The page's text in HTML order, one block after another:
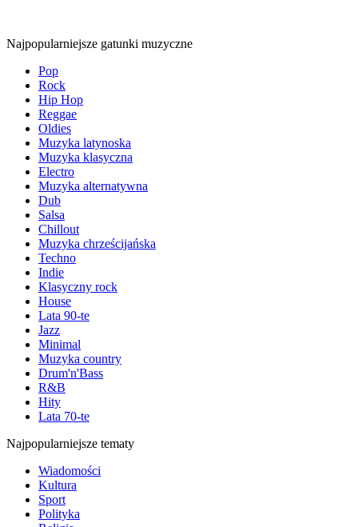
Najpopularniejsze gatunki muzyczne
Pop
Rock
Hip Hop
Reggae
Oldies
Muzyka latynoska
Muzyka klasyczna
Electro
Muzyka alternatywna
Dub
Salsa
Chillout
Muzyka chrześcijańska
Techno
Indie
Klasyczny rock
House
Lata 90-te
Jazz
Minimal
Muzyka country
Drum'n'Bass
R&B
Hity
Lata 70-te
Najpopularniejsze tematy
Wiadomości
Kultura
Sport
Polityka